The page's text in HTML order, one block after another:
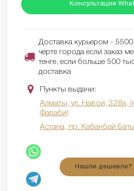
Консультация
Доставка курьером - 5500
черте города если заказ
тенге, если больше 500
доставка
Пункты выдачи:
Алматы, ул. Навои, 328а,
Фараби)
Астана, пр. Кабанбай
Нашли дешевле?